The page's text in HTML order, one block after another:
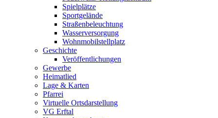
Spielplätze
Sportgelände
Straßenbeleuchtung
Wasserversorgung
Wohnmobilstellplatz
Geschichte
Veröffentlichungen
Gewerbe
Heimatlied
Lage & Karten
Pfarrei
Virtuelle Ortsdarstellung
VG Erftal